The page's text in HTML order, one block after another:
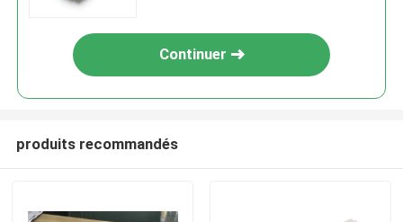
Continuer
produits recommandés